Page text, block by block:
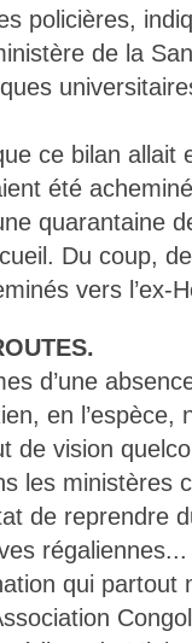
policières,
de la
ce bilan allait
été
quarantaine
Du coup,
vers l’ex-
d’une
en l’espèce,
de vision
les ministères
de reprendre
régaliennes...
qui partout